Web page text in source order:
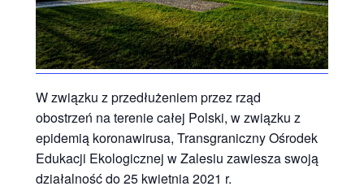
W związku z przedłużeniem przez rząd
obostrzeń na terenie całej Polski, w związku z
epidemią koronawirusa, Transgraniczny Ośrodek
Edukacji Ekologicznej w Zalesiu zawiesza swoją
działalność do 25 kwietnia 2021 r.